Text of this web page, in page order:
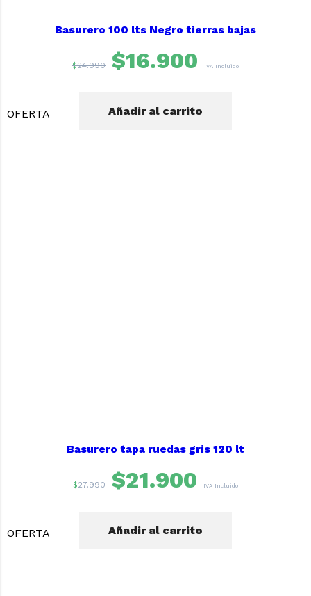
Basurero 100 lts Negro tierras bajas
$24.990 $16.900 IVA Incluido
Añadir al carrito
OFERTA
Basurero tapa ruedas gris 120 lt
$27.990 $21.900 IVA Incluido
Añadir al carrito
OFERTA